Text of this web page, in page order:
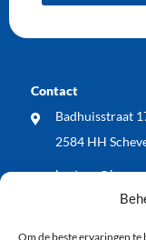
Om de beste ervaringen
Contact
Badhuisstraat
2584 HH